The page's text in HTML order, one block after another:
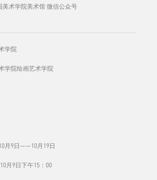
美术学院美术馆 微信公众号
学院
学院绘画艺术学院
月9日——10月19日
月9日下午15：00